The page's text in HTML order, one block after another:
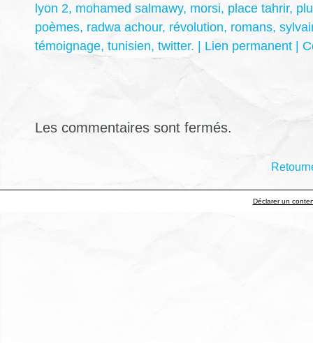
lyon 2, mohamed salmawy, morsi, place tahrir,
poèmes, radwa achour, révolution, romans,
témoignage, tunisien, twitter. Lien permanent
Les commentaires sont fermés.
Déclarer un